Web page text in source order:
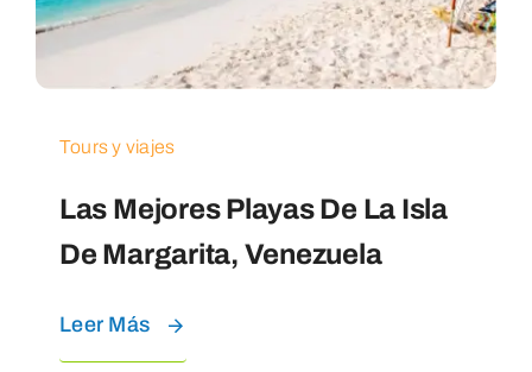
Tours y viajes
Las Mejores Playas De La Isla
De Margarita, Venezuela
Leer Más